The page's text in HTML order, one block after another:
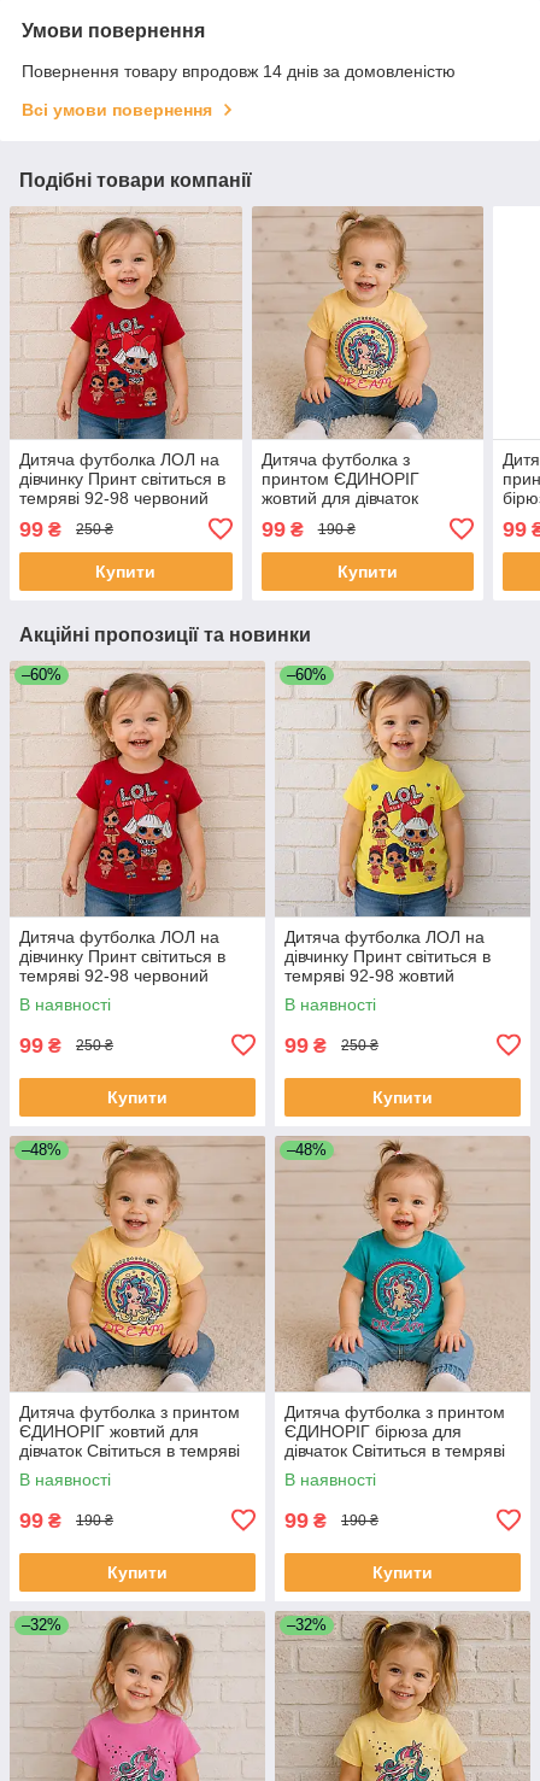
Умови повернення
Повернення товару впродовж 14 днів за домовленістю
Всі умови повернення
Подібні товари компанії
Дитяча футболка ЛОЛ на
дівчинку Принт світиться в
темряві 92-98 червоний
99 ₴ 250 ₴
Купити
Дитяча футболка з
принтом ЄДИНОРІГ
жовтий для дівчаток
99₴ 190 ₴
Купити
99
Акційні пропозиції та новинки
–60%
Дитяча футболка ЛОЛ на
дівчинку Принт світиться в
темряві 92-98 червоний
В наявності
99 ₴ 250 ₴
Купити
–60%
Дитяча футболка ЛОЛ на
дівчинку Принт світиться в
темряві 92-98 жовтий
В наявності
99 ₴ 250 ₴
Купити
–48%
Дитяча футболка з принтом
ЄДИНОРІГ жовтий для
дівчаток Світиться в темряві
86
В наявності
99 ₴ 190 ₴
Купити
–48%
Дитяча футболка з принтом
ЄДИНОРІГ бірюза для
дівчаток Світиться в темряві
92
В наявності
99 ₴ 190 ₴
Купити
–32% –32%